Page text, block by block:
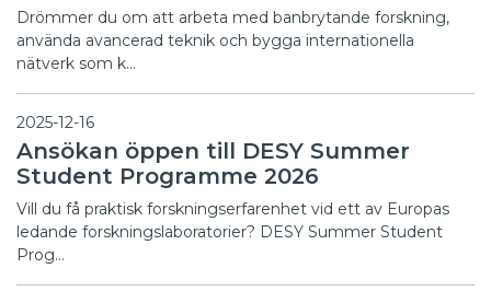
Drömmer du om att arbeta med banbrytande forskning,
använda avancerad teknik och bygga internationella
nätverk som k…
2025-12-16
Ansökan öppen till DESY Summer
Student Programme 2026
Vill du få praktisk forskningserfarenhet vid ett av Europas
ledande forskningslaboratorier? DESY Summer Student
Prog…